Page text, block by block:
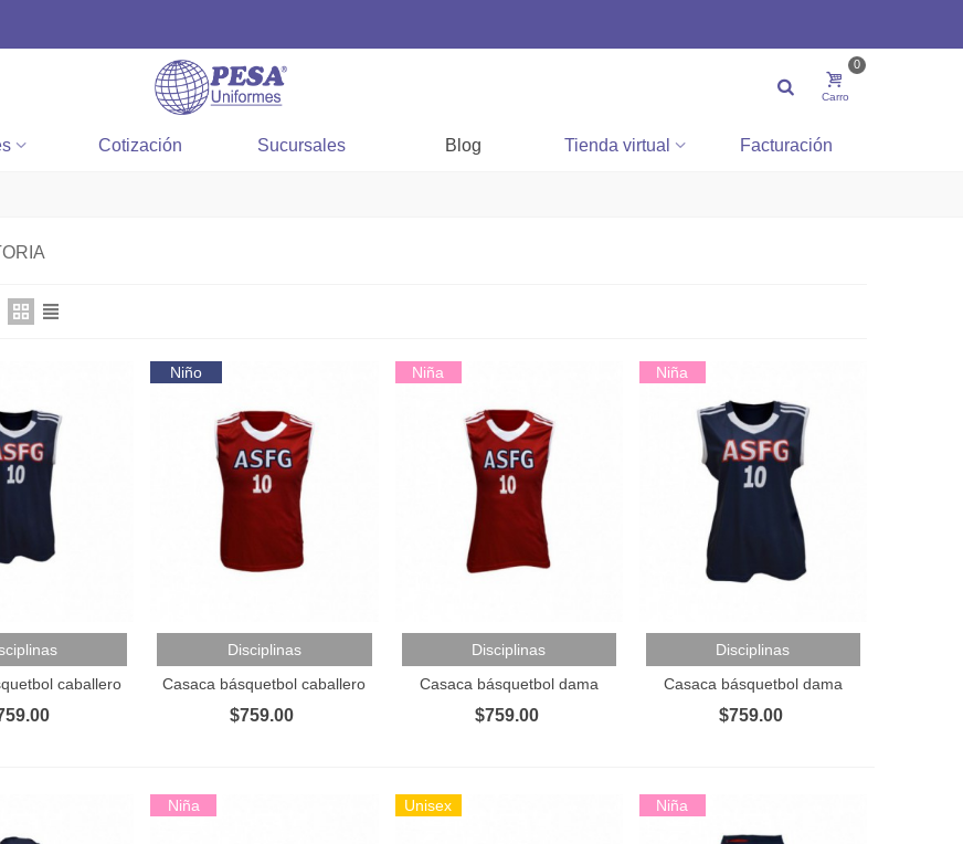
Carro
0
Cotización Sucursales Blog Tienda virtual Facturación
caballero
Niño
Añadir Al Carrito
Disciplinas
Casaca básquetbol caballero
$759.00
Niña
Añadir Al Carrito
Disciplinas
Casaca básquetbol dama
$759.00
Niña
Añadir Al Carrito
Disciplinas
Casaca básquetbol dama
$759.00
Niña Unisex Niña